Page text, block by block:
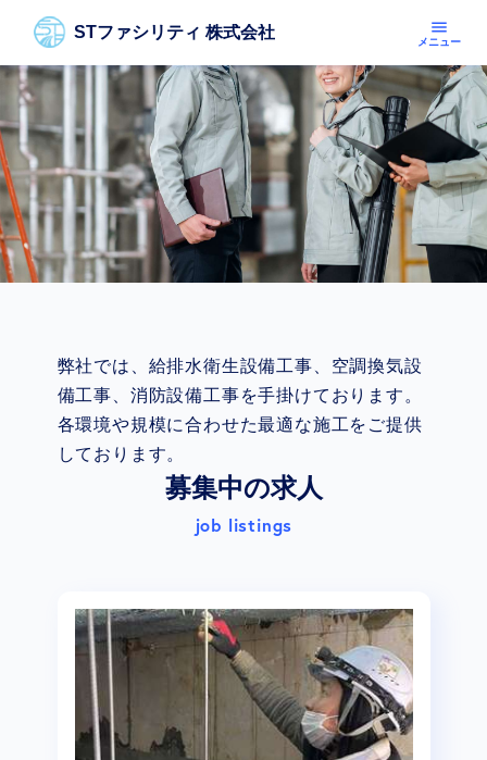
STファシリティ 株式会社 menu
メニュー
弊社では、給排水衛生設備工事、空調換気設
備工事、消防設備工事を手掛けております。
各環境や規模に合わせた最適な施工をご提供
しております。
募集中の求人
job listings